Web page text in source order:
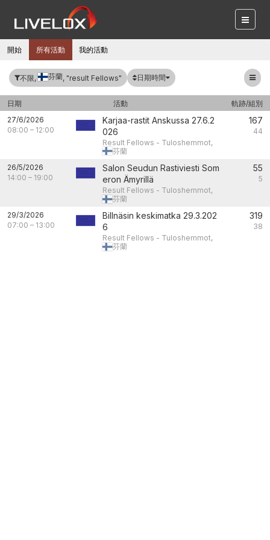
開始 所有活動 我的活動
不限, 芬蘭, "result Fellows" 日期時間
日期 活動
軌跡/組別
27/6/2026
08:00 – 12:00
Karjaa-rastit Anskussa 27.6.2
026
Result Fellows - Tuloshemmot,
芬蘭
167
44
26/5/2026
14:00 – 19:00
Salon Seudun Rastiviesti Som
eron Ämyrillä
Result Fellows - Tuloshemmot,
芬蘭
55
5
29/3/2026
07:00 – 13:00
Billnäsin keskimatka 29.3.202
6
Result Fellows - Tuloshemmot,
芬蘭
319
38